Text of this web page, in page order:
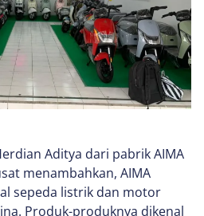
Aditya dari pabrik AIMA
menambahkan, AIMA
sepeda listrik dan motor
Produk-produknya dikenal